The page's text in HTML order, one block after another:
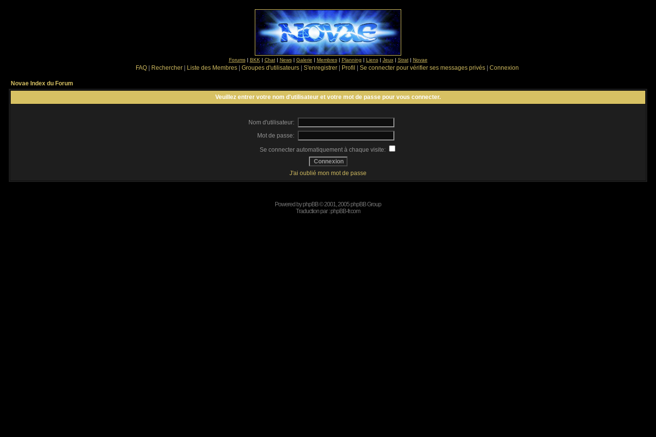
Forums| BKK | Chat| News| Galerie | Membres| Planning | Liens| Jeux| Strat| Novae
FAQ Rechercher Liste des Membres Groupes d'utilisateurs S'enregistrer Profil Se connecter pour vérifier ses messages privés Connexion
Novae Index du Forum
Veuillez entrer votre nom d'utilisateur et votre mot de passe pour vous connecter.
Nom d'utilisateur:
Mot de passe:
Se connecter automatiquement à chaque visite:
J'ai oublié mon mot de passe
Powered byphpBB© 2001, 2005 phpBB Group
Traduction par :phpBB-fr.com